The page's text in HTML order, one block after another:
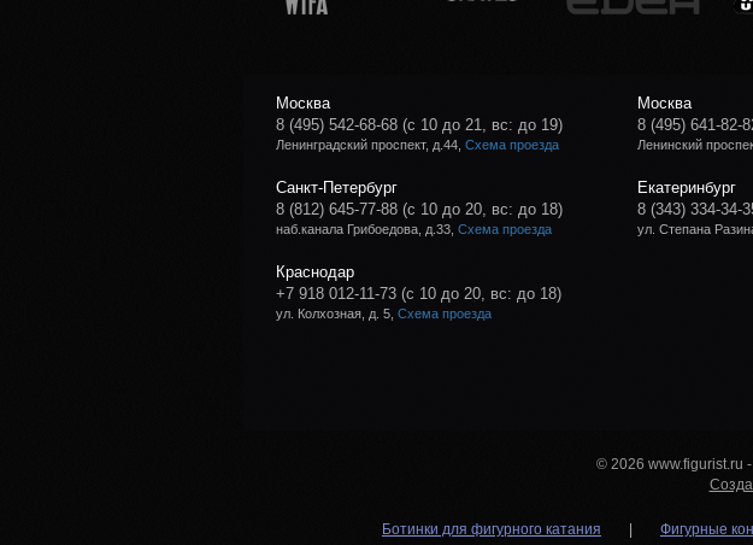
Москва
8 (495) 542-68-68 (с 10 до 21, вс: до 19)
Ленинградский проспект, д.44, Схема проезда
Москва
8 (495) 641-82-
Ленинский
Санкт-Петербург
8 (812) 645-77-88 (с 10 до 20, вс: до 18)
наб.канала Грибоедова, д.33, Схема проезда
Екатеринбург
8 (343) 334-34-
ул. Степана
Краснодар
+7 918 012-11-73 (с 10 до 20, вс: до 18)
ул. Колхозная, д. 5, Схема проезда
© 2026 www.figurist.ru
Ботинки для фигурного катания | Фигурные